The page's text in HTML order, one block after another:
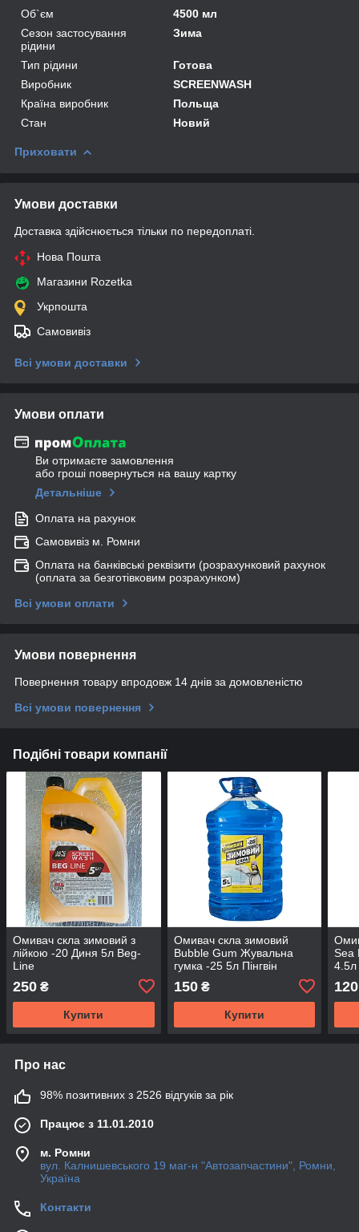
Об`єм
4500 мл
Сезон застосування
рідини
Зима
Тип рідини
Готова
Виробник
SCREENWASH
Країна виробник
Польща
Стан
Новий
Приховати
Умови доставки
Доставка здійснюється тільки по передоплаті.
Нова Пошта
Магазини Rozetka
Укрпошта
Самовивіз
Всі умови доставки
Умови оплати
Ви отримаєте замовлення
або гроші повернуться на вашу картку
Детальніше
Оплата на рахунок
Самовивіз м. Ромни
Оплата на банківські реквізити (розрахунковий рахунок
(оплата за безготівковим розрахунком)
Всі умови оплати
Умови повернення
Повернення товару впродовж 14 днів за домовленістю
Всі умови повернення
Подібні товари компанії
Омивач скла зимовий з
лійкою -20 Диня 5л Beg-
Line
250 ₴
Купити
Омивач скла зимовий
Bubble Gum Жувальна
гумка -25 5л Пінгвін
150₴
Купити
Sea
4.5л
120
Про нас
98% позитивних з 2526 відгуків за рік
Працює з 11.01.2010
м. Ромни
вул. Калнишевського 19 маг-н "Автозапчастини", Ромни,
Україна
Контакти